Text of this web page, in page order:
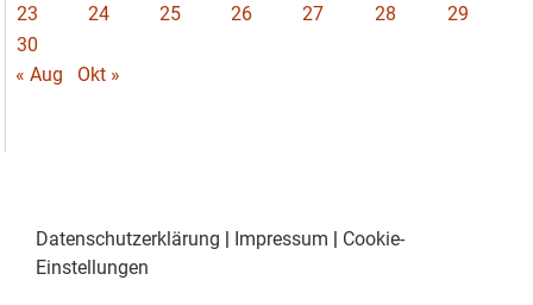
23
24 25 26 27 28
29
30
« Aug
Okt »
Datenschutzerklärung | Impressum | Cookie-
Einstellungen